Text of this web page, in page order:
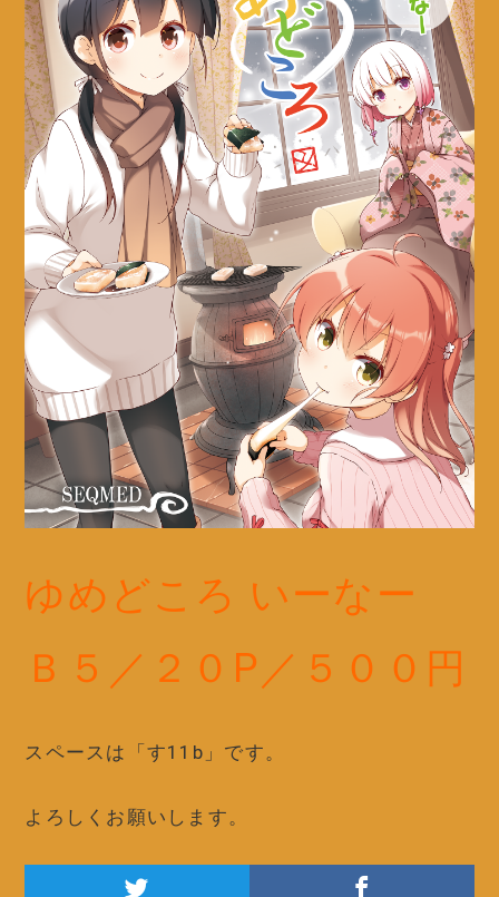
ゆめどころ いーなー
Ｂ５／２０P／５００円
スペースは「す11b」です。
よろしくお願いします。